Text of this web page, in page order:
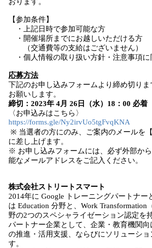
【参加条件】
・上記日時で参加可能な方
・開催場所までにお越しいただける方
（交通費等の支給はございません）
・個人情報の取り扱い方針・注意事項に
応募方法
下記のお申し込みフォームより締め切り
お願いします。
締切：2023年 4月 26日（水）18：00 必着
〈お申込みはこちら〉
https://forms.gle/Ny2irvUo5tgFvqKNA
※ 当選者の方にのみ、ご案内のメールを【
に差し上げます。
※ お申し込みフォームには、必ず外部か
能なメールアドレスをご記入ください。
株式会社ストリートスマート
2014年に Google トレーニングパートナー
は Education 分野と、Work Transformation
野の2つのスペシャライゼーション認定を
パートナー企業として、企業・教育機関
の推進・活用支援、ならびにソリューショ
す。